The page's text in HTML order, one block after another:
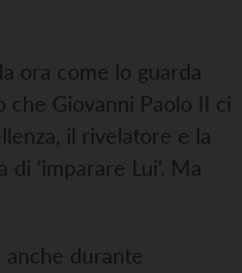
ora come lo guarda
che Giovanni Paolo II ci
il rivelatore e la
‘imparare Lui’. Ma
durante